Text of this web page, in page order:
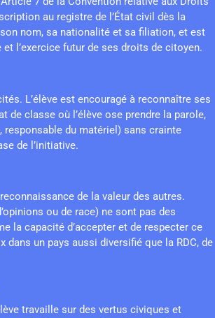
au registre de l’État civil dès la
nom, sa nationalité et sa filiation, et est
l’exercice futur de ses droits de citoyen.
L’élève est encouragé à reconnaître ses
de classe où l’élève ose prendre la parole,
responsable du matériel) sans crainte
de l’initiative.
de la valeur des autres.
ou de race) ne sont pas des
la capacité d’accepter et de respecter ce
dans un pays aussi diversifié que la RDC, de
travaille sur des vertus civiques et